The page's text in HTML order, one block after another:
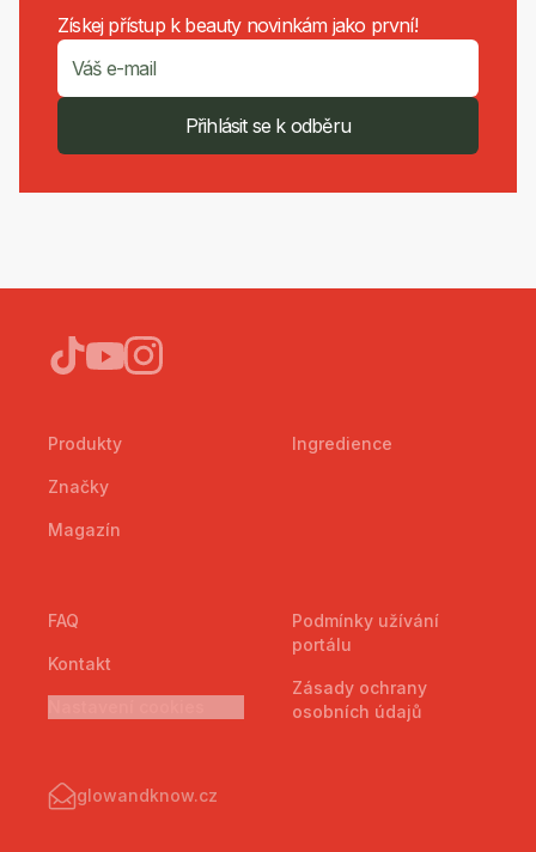
Získej přístup k beauty novinkám jako první!
Přihlásit se k odběru
Produkty
Značky
Magazín
Ingredience
FAQ
Kontakt
Podmínky užívání
portálu
Zásady ochrany
osobních údajů
glowandknow.cz